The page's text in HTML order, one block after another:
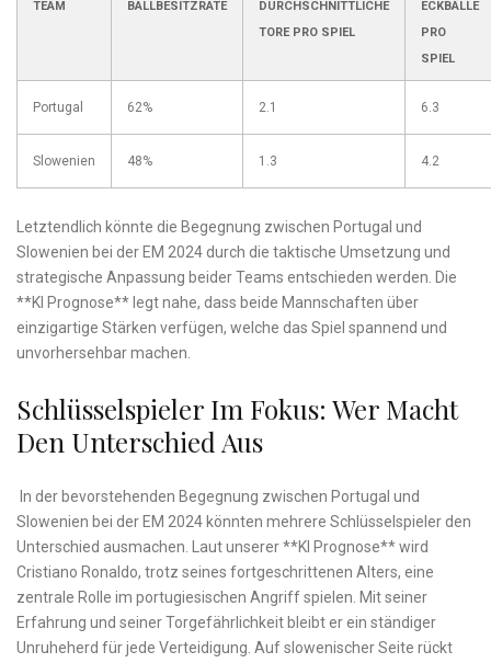
TEAM BALLBESITZRATE
DURCHSCHNITTLICHE
⁤TORE PRO SPIEL
ECKBÄLLE
PRO
SPIEL
Portugal 62% 2.1 6.3
Slowenien 48% 1.3 4.2
Letztendlich könnte ‌die Begegnung zwischen Portugal ⁢und
Slowenien ​bei‍ der EM 2024 durch die taktische Umsetzung und
strategische Anpassung‌ beider Teams entschieden⁢ werden. Die
**KI Prognose** legt nahe, dass beide‌ Mannschaften über
einzigartige Stärken⁤ verfügen, welche das Spiel spannend und
unvorhersehbar machen.
Schlüsselspieler Im‍ Fokus: Wer⁣ Macht
⁢den ⁣Unterschied Aus
⁢ In der⁤ bevorstehenden Begegnung zwischen Portugal und‌
Slowenien bei der EM 2024 könnten mehrere Schlüsselspieler den
Unterschied‌ ausmachen. Laut unserer **KI Prognose** wird
Cristiano Ronaldo, trotz seines fortgeschrittenen Alters, eine⁤
zentrale Rolle ‍im portugiesischen Angriff spielen. Mit seiner
Erfahrung und⁣ seiner‌ Torgefährlichkeit bleibt er ein ständiger⁣
Unruheherd für jede Verteidigung. Auf slowenischer Seite rückt